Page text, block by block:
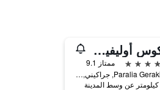
إيكوس أوليفيا - شامل جميع الخدمات
ممتاز 9.1
Paralia Gerakinis, جراكيني, اليونان